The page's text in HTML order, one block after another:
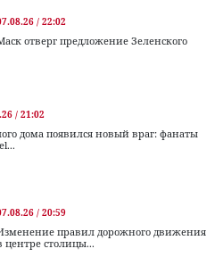
/ 22:02
отверг предложение Зеленского
/ 21:02
дома появился новый враг: фанаты
/ 20:59
правил дорожного движения
центре столицы...